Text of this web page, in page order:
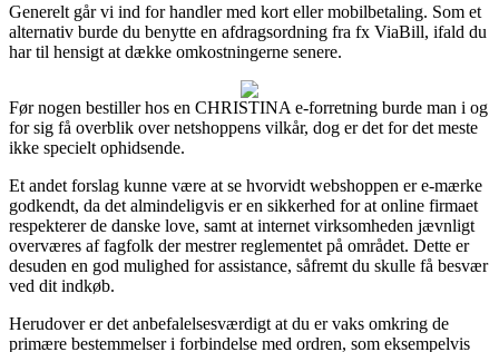
Generelt går vi ind for handler med kort eller mobilbetaling. Som et
alternativ burde du benytte en afdragsordning fra fx ViaBill, ifald du
har til hensigt at dække omkostningerne senere.
Før nogen bestiller hos en CHRISTINA e-forretning burde man i og
for sig få overblik over netshoppens vilkår, dog er det for det meste
ikke specielt ophidsende.
Et andet forslag kunne være at se hvorvidt webshoppen er e-mærke
godkendt, da det almindeligvis er en sikkerhed for at online firmaet
respekterer de danske love, samt at internet virksomheden jævnligt
overværes af fagfolk der mestrer reglementet på området. Dette er
desuden en god mulighed for assistance, såfremt du skulle få besvær
ved dit indkøb.
Herudover er det anbefalelsesværdigt at du er vaks omkring de
primære bestemmelser i forbindelse med ordren, som eksempelvis